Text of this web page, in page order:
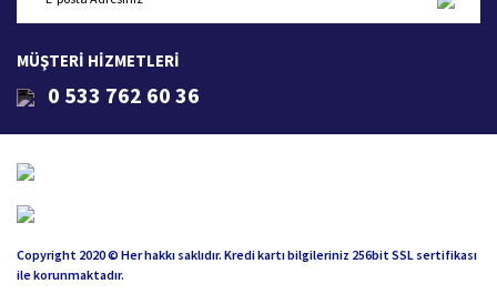
MÜŞTERİ HİZMETLERİ
0 533 762 60 36
Copyright 2020 © Her hakkı saklıdır. Kredi kartı bilgileriniz 256bit SSL sertifikası
ile korunmaktadır.